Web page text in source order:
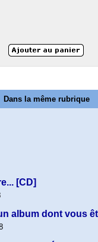
Dans la même rubrique
[CD]
album dont vous